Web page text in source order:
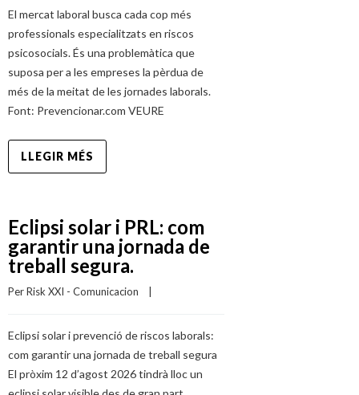
El mercat laboral busca cada cop més
professionals especialitzats en riscos
psicosocials. És una problemàtica que
suposa per a les empreses la pèrdua de
més de la meitat de les jornades laborals.
Font: Prevencionar.com VEURE
LLEGIR MÉS
Eclipsi solar i PRL: com
garantir una jornada de
treball segura.
Per Risk XXI - Comunicacion
Eclipsi solar i prevenció de riscos laborals:
com garantir una jornada de treball segura
El pròxim 12 d’agost 2026 tindrà lloc un